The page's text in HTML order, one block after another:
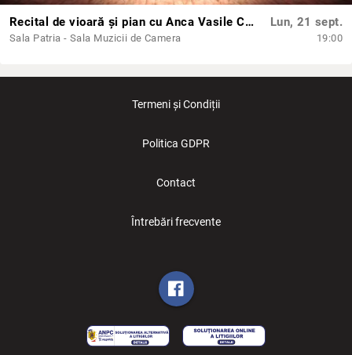
Recital de vioară și pian cu Anca Vasile Caraman și Davide Macaluso
Sala Patria - Sala Muzicii de Camera
Lun, 21 sept.
19:00
Termeni și Condiții
Politica GDPR
Contact
Întrebări frecvente